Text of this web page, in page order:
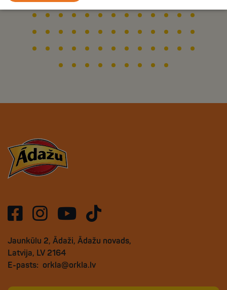
Jaunkūlu 2, Ādaži, Ādažu novads,
Latvija, LV 2164
E-pasts: orkla@orkla.lv